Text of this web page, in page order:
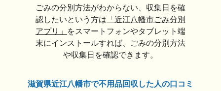
ごみの分別方法がわからない、収集日を確
認したいという方は 「近江八幡市ごみ分別
アプリ」
をスマートフォンやタブレット端
末にインストールすれば、ごみの分別方法
や収集日を確認できます。
滋賀県近江八幡市で不用品回収した人の口コミ